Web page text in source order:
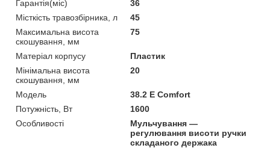
Гарантія(міс)
36
Місткість травозбірника, л
45
Максимальна висота
скошування, мм
75
Матеріал корпусу
Пластик
Мінімальна висота
скошування, мм
20
Мoдель
38.2 E Comfort
Потужність, Вт
1600
Особливості
Мульчування —
регулювання висоти ручки
складаного держака